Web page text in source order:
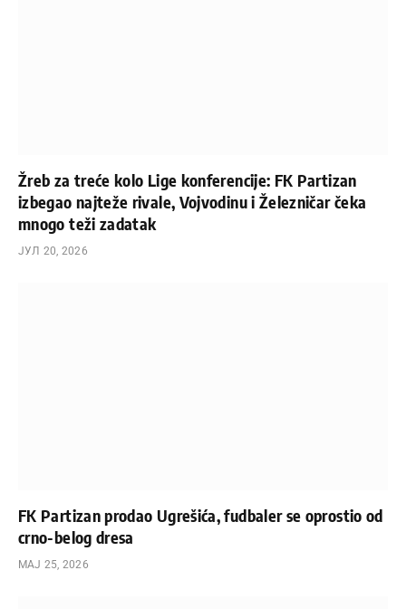
Žreb za treće kolo Lige konferencije: FK Partizan
izbegao najteže rivale, Vojvodinu i Železničar čeka
mnogo teži zadatak
ЈУЛ 20, 2026
FK Partizan prodao Ugrešića, fudbaler se oprostio od
crno-belog dresa
МАЈ 25, 2026